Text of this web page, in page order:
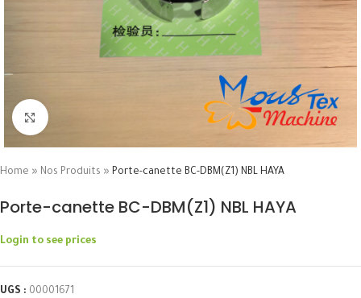
Click to enlarge
Home » Nos Produits » Porte-canette BC-DBM(Z1) NBL HAYA
Porte-canette BC-DBM(Z1) NBL HAYA
Login to see prices
UGS : 00001671